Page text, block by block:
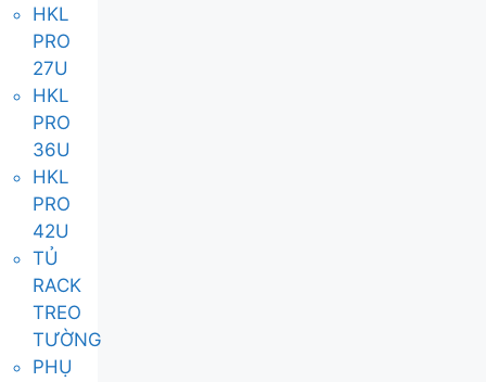
HKL
PRO
27U
HKL
PRO
36U
HKL
PRO
42U
TỦ
RACK
TREO
TƯỜNG
PHỤ